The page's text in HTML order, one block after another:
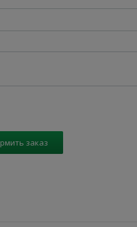
заказ